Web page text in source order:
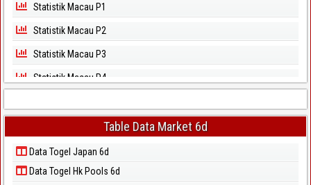
Statistik Macau P1
Statistik Macau P2
Statistik Macau P3
Statistik Macau P4
Statistik Magnum Cambodia
Statistik North Carolina Day
Statistik North Carolina Evening
Table Data Market 6d
Data Togel Japan 6d
Data Togel Hk Pools 6d